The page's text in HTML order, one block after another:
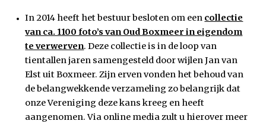
In 2014 heeft het bestuur besloten om een collectie
van ca. 1100 foto’s van Oud Boxmeer in eigendom
te verwerven. Deze collectie is in de loop van
tientallen jaren samengesteld door wijlen Jan van
Elst uit Boxmeer. Zijn erven vonden het behoud van
de belangwekkende verzameling zo belangrijk dat
onze Vereniging deze kans kreeg en heeft
aangenomen. Via online media zult u hierover meer